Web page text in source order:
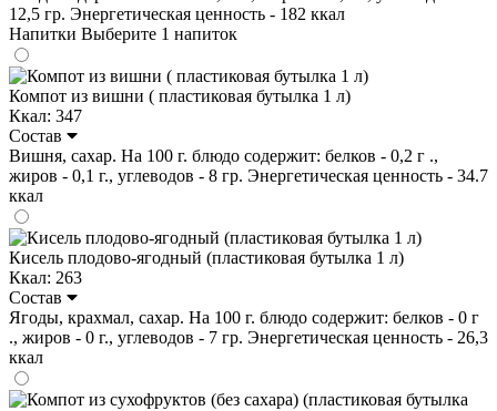
12,5 гр. Энергетическая ценность - 182 ккал
Напитки Выберите 1 напиток
Компот из вишни ( пластиковая бутылка 1 л)
Ккал: 347
Состав
Вишня, сахар. На 100 г. блюдо содержит: белков - 0,2 г .,
жиров - 0,1 г., углеводов - 8 гр. Энергетическая ценность - 34.7
ккал
Кисель плодово-ягодный (пластиковая бутылка 1 л)
Ккал: 263
Состав
Ягоды, крахмал, сахар. На 100 г. блюдо содержит: белков - 0 г
., жиров - 0 г., углеводов - 7 гр. Энергетическая ценность - 26,3
ккал